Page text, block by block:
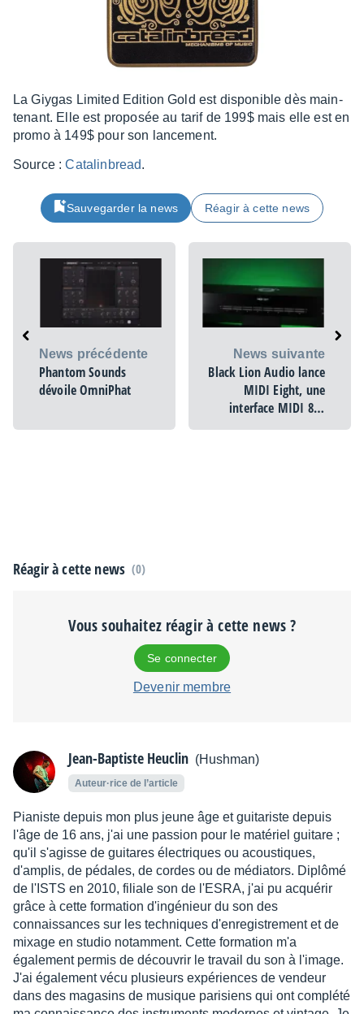
La Giygas Limi­ted Edition Gold est dispo­nible dès main­
te­nant. Elle est propo­sée au tarif de 199$ mais elle est en
promo à 149$ pour son lance­ment.
Source :Cata­lin­bread.
Sauvegarder la news Réagir à cette news
News précédente
Phantom Sounds
dévoile OmniPhat
News suivante
Black Lion Audio lance
MIDI Eight, une
interface MIDI 8×8
autonome
Réagir à cette news (0)
Vous souhaitez réagir à cette news ?
Se connecter
Devenir membre
Jean-Baptiste Heuclin (Hushman)
Auteur·rice de l’article
Pianiste depuis mon plus jeune âge et guitariste depuis
l'âge de 16 ans, j'ai une passion pour le matériel guitare ;
qu'il s'agisse de guitares électriques ou acoustiques,
d'amplis, de pédales, de cordes ou de médiators. Diplômé
de l'ISTS en 2010, filiale son de l'ESRA, j'ai pu acquérir
grâce à cette formation d'ingénieur du son des
connaissances sur les techniques d'enregistrement et de
mixage en studio notamment. Cette formation m'a
également permis de découvrir le travail du son à l'image.
J'ai également vécu plusieurs expériences de vendeur
dans des magasins de musique parisiens qui ont complété